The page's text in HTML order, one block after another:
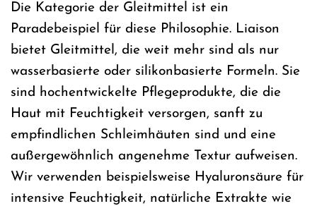
Die Kategorie der Gleitmittel ist ein
Paradebeispiel für diese Philosophie. Liaison
bietet Gleitmittel, die weit mehr sind als nur
wasserbasierte oder silikonbasierte Formeln. Sie
sind hochentwickelte Pflegeprodukte, die die
Haut mit Feuchtigkeit versorgen, sanft zu
empfindlichen Schleimhäuten sind und eine
außergewöhnlich angenehme Textur aufweisen.
Wir verwenden beispielsweise Hyaluronsäure für
intensive Feuchtigkeit, natürliche Extrakte wie